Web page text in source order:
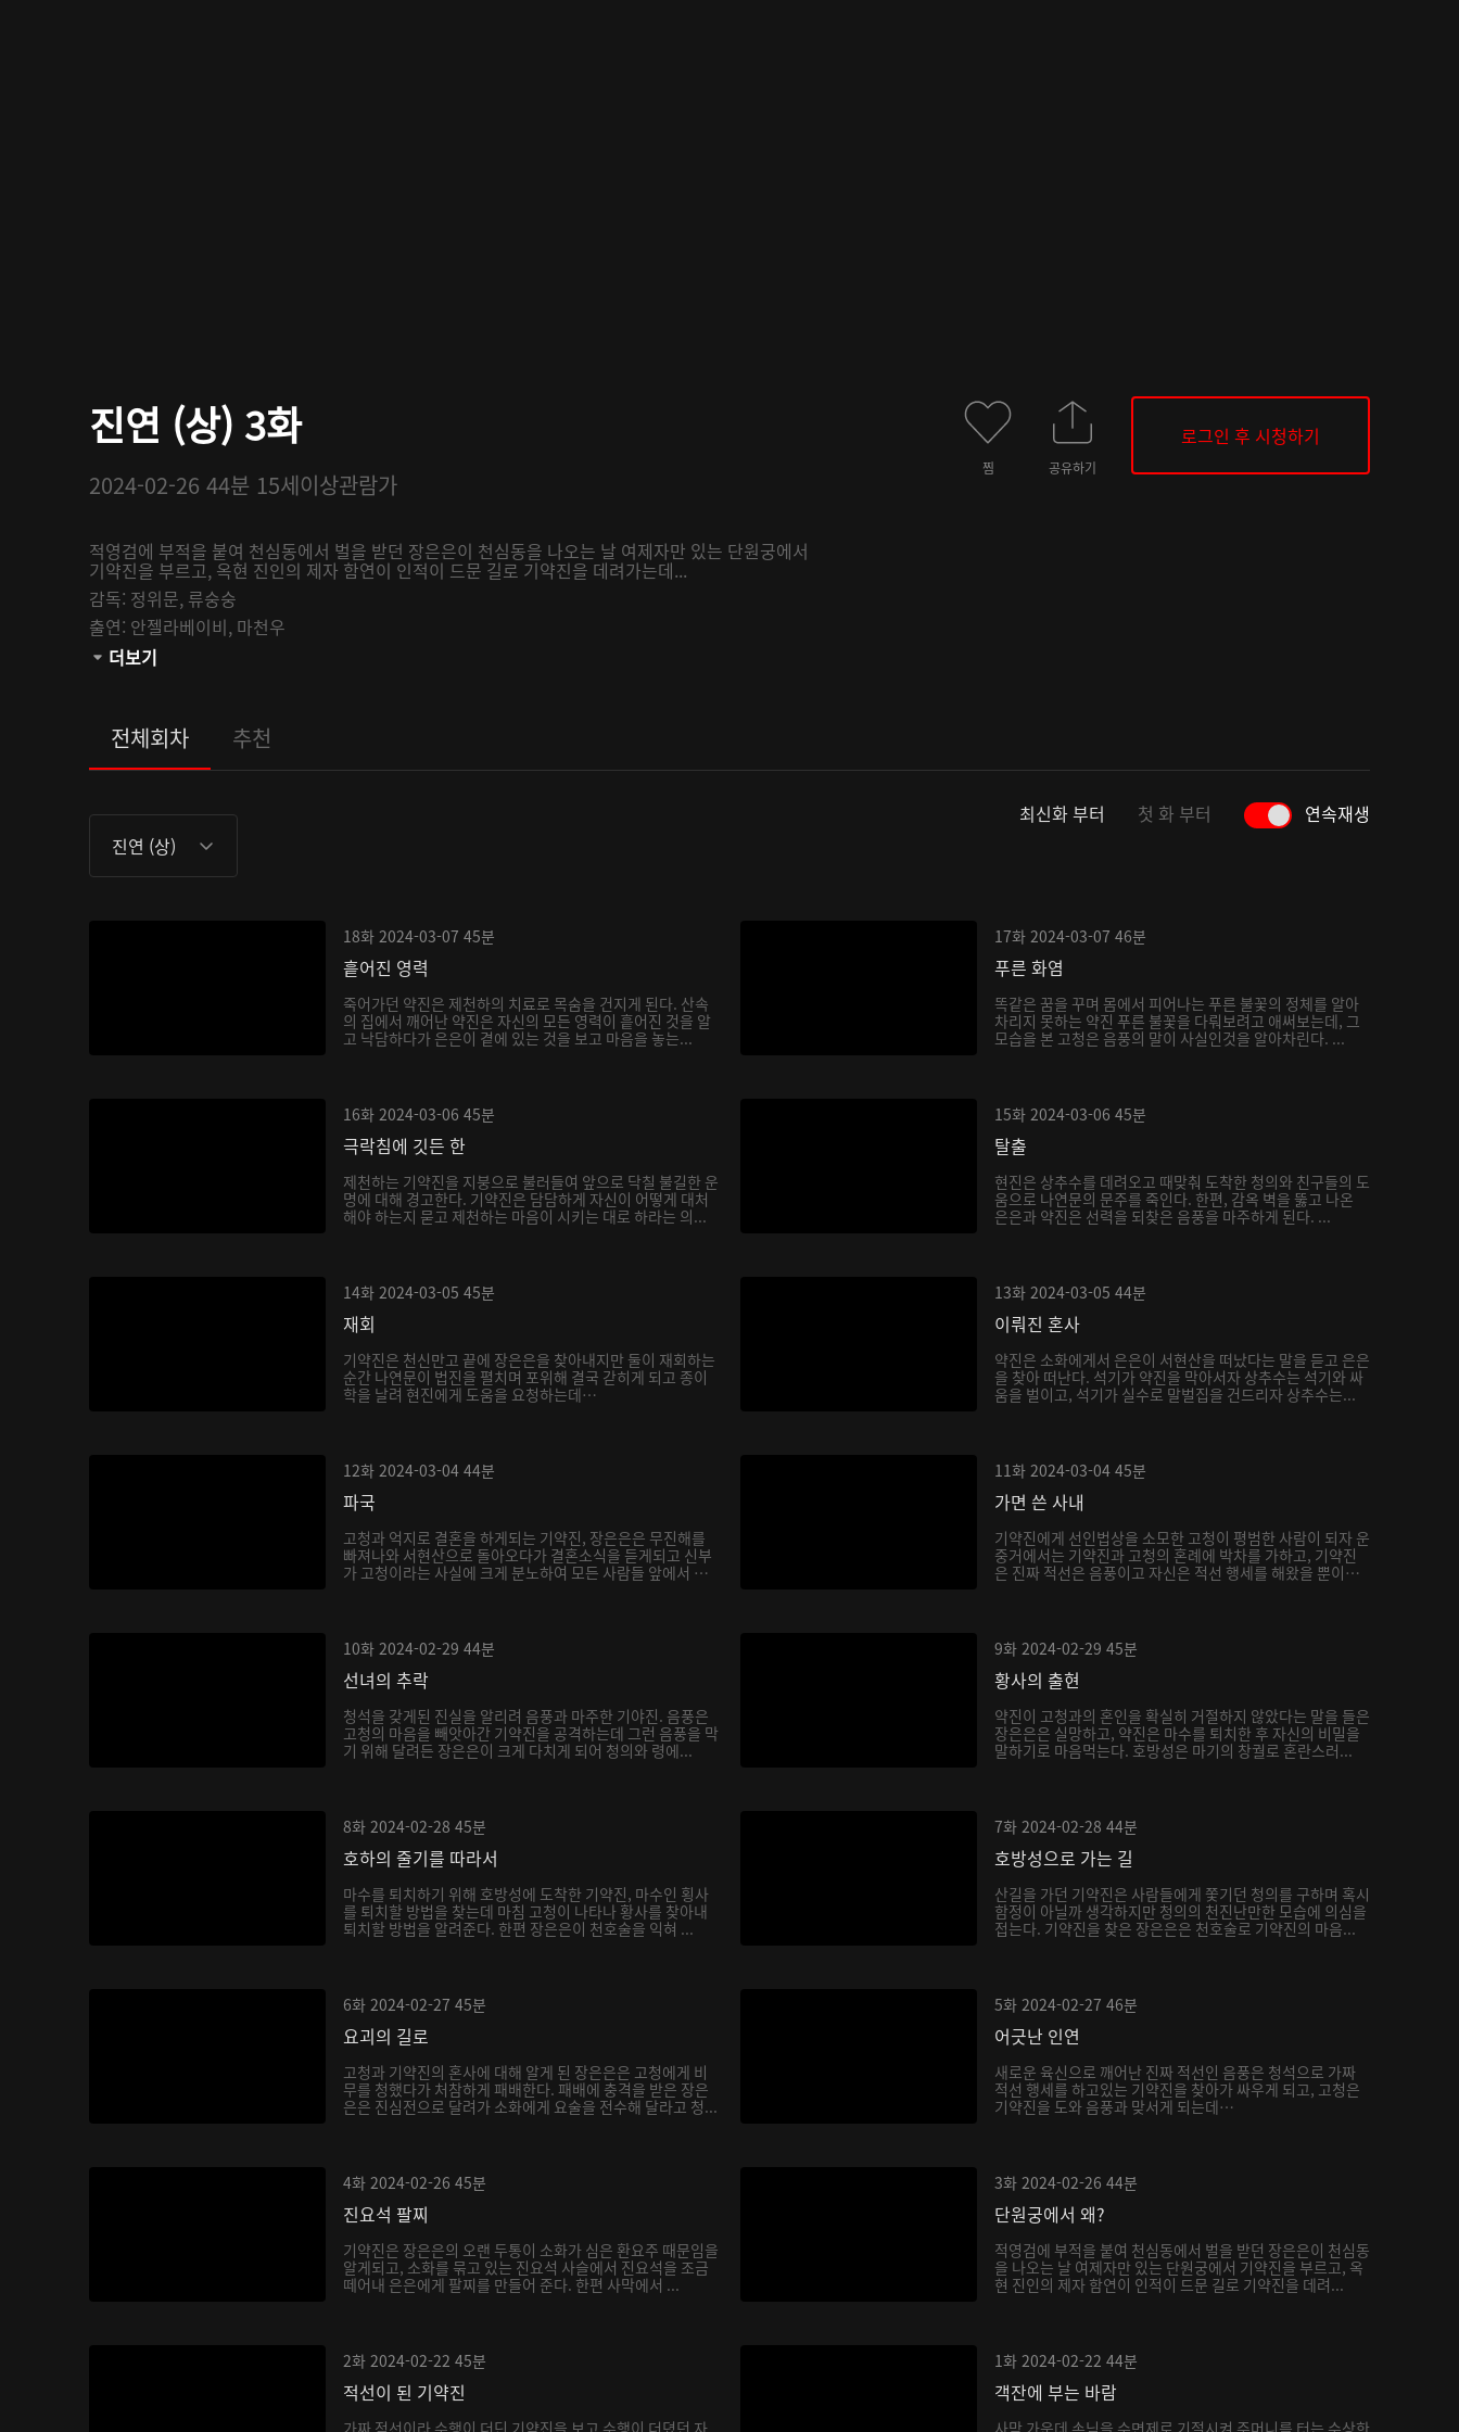
진연 (상) 3화
2024-02-26 44분 15세이상관람가
적영검에 부적을 붙여 천심동에서 벌을 받던 장은은이 천심동을 나오는 날 여제자만 있는 단원궁에서
기약진을 부르고, 옥현 진인의 제자 함연이 인적이 드문 길로 기약진을 데려가는데...
감독: 정위문, 류숭숭
출연: 안젤라베이비, 마천우
관람등급:
더보기
찜 공유하기
로그인 후 시청하기
전체회차 추천
진연 (상)
최신화 부터 첫 화 부터 연속재생
18화 2024-03-07 45분
흩어진 영력
죽어가던 약진은 제천하의 치료로 목숨을 건지게 된다. 산속
의 집에서 깨어난 약진은 자신의 모든 영력이 흩어진 것을 알
고 낙담하다가 은은이 곁에 있는 것을 보고 마음을 놓는...
17화 2024-03-07 46분
푸른 화염
똑같은 꿈을 꾸며 몸에서 피어나는 푸른 불꽃의 정체를 알아
차리지 못하는 약진 푸른 불꽃을 다뤄보려고 애써보는데, 그
모습을 본 고청은 음풍의 말이 사실인것을 알아차린다. ...
16화 2024-03-06 45분
극락침에 깃든 한
제천하는 기약진을 지붕으로 불러들여 앞으로 닥칠 불길한 운
명에 대해 경고한다. 기약진은 담담하게 자신이 어떻게 대처
해야 하는지 묻고 제천하는 마음이 시키는 대로 하라는 의...
15화 2024-03-06 45분
탈출
현진은 상추수를 데려오고 때맞춰 도착한 청의와 친구들의 도
움으로 나연문의 문주를 죽인다. 한편, 감옥 벽을 뚫고 나온
은은과 약진은 선력을 되찾은 음풍을 마주하게 된다. ...
14화 2024-03-05 45분
재회
기약진은 천신만고 끝에 장은은을 찾아내지만 둘이 재회하는
순간 나연문이 법진을 펼치며 포위해 결국 갇히게 되고 종이
학을 날려 현진에게 도움을 요청하는데…
13화 2024-03-05 44분
이뤄진 혼사
약진은 소화에게서 은은이 서현산을 떠났다는 말을 듣고 은은
을 찾아 떠난다. 석기가 약진을 막아서자 상추수는 석기와 싸
움을 벌이고, 석기가 실수로 말벌집을 건드리자 상추수는...
12화 2024-03-04 44분
파국
고청과 억지로 결혼을 하게되는 기약진, 장은은은 무진해를
빠져나와 서현산으로 돌아오다가 결혼소식을 듣게되고 신부
가 고청이라는 사실에 크게 분노하여 모든 사람들 앞에서 천
11화 2024-03-04 45분
가면 쓴 사내
기약진에게 선인법상을 소모한 고청이 평범한 사람이 되자 운
중거에서는 기약진과 고청의 혼례에 박차를 가하고, 기약진
은 진짜 적선은 음풍이고 자신은 적선 행세를 해왔을 뿐이
10화 2024-02-29 44분
선녀의 추락
청석을 갖게된 진실을 알리려 음풍과 마주한 기야진. 음풍은
고청의 마음을 빼앗아간 기약진을 공격하는데 그런 음풍을 막
기 위해 달려든 장은은이 크게 다치게 되어 청의와 령에...
9화 2024-02-29 45분
황사의 출현
약진이 고청과의 혼인을 확실히 거절하지 않았다는 말을 들은
장은은은 실망하고, 약진은 마수를 퇴치한 후 자신의 비밀을
말하기로 마음먹는다. 호방성은 마기의 창궐로 혼란스러...
8화 2024-02-28 45분
호하의 줄기를 따라서
마수를 퇴치하기 위해 호방성에 도착한 기약진, 마수인 횡사
를 퇴치할 방법을 찾는데 마침 고청이 나타나 황사를 찾아내
퇴치할 방법을 알려준다. 한편 장은은이 천호술을 익혀 ...
7화 2024-02-28 44분
호방성으로 가는 길
산길을 가던 기약진은 사람들에게 쫓기던 청의를 구하며 혹시
함정이 아닐까 생각하지만 청의의 천진난만한 모습에 의심을
접는다. 기약진을 찾은 장은은은 천호술로 기약진의 마음...
6화 2024-02-27 45분
요괴의 길로
고청과 기약진의 혼사에 대해 알게 된 장은은은 고청에게 비
무를 청했다가 처참하게 패배한다. 패배에 충격을 받은 장은
은은 진심전으로 달려가 소화에게 요술을 전수해 달라고 청...
5화 2024-02-27 46분
어긋난 인연
새로운 육신으로 깨어난 진짜 적선인 음풍은 청석으로 가짜
적선 행세를 하고있는 기약진을 찾아가 싸우게 되고, 고청은
기약진을 도와 음풍과 맞서게 되는데…
4화 2024-02-26 45분
진요석 팔찌
기약진은 장은은의 오랜 두통이 소화가 심은 환요주 때문임을
알게되고, 소화를 묶고 있는 진요석 사슬에서 진요석을 조금
떼어내 은은에게 팔찌를 만들어 준다. 한편 사막에서 ...
3화 2024-02-26 44분
단원궁에서 왜?
적영검에 부적을 붙여 천심동에서 벌을 받던 장은은이 천심동
을 나오는 날 여제자만 있는 단원궁에서 기약진을 부르고, 옥
현 진인의 제자 함연이 인적이 드문 길로 기약진을 데려...
2화 2024-02-22 45분
적선이 된 기약진
가짜 적선이라 수행이 더딘 기약진을 보고 수행이 더뎠던 자
1화 2024-02-22 44분
객잔에 부는 바람
사막 가운데 손님을 수면제로 기절시켜 주머니를 터는 수상한